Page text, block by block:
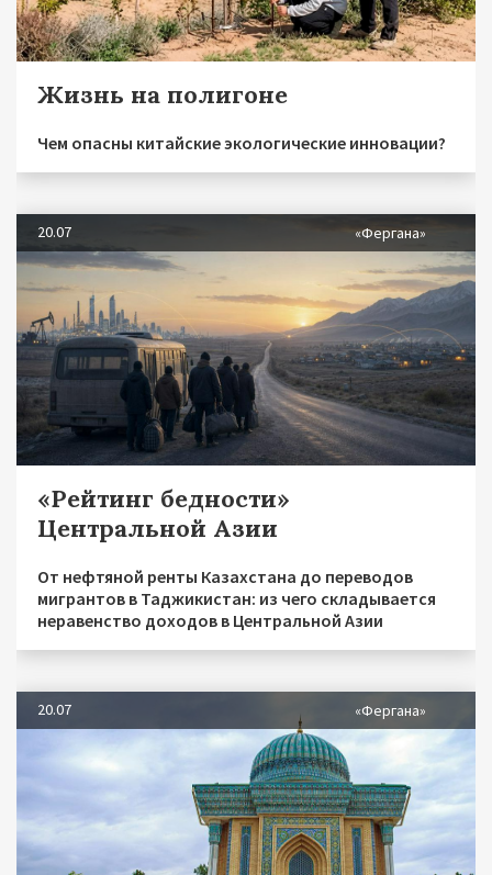
Жизнь на полигоне
Чем опасны китайские экологические инновации?
20.07 «Фергана»
«Рейтинг бедности»
Центральной Азии
От нефтяной ренты Казахстана до переводов
мигрантов в Таджикистан: из чего складывается
неравенство доходов в Центральной Азии
20.07 «Фергана»